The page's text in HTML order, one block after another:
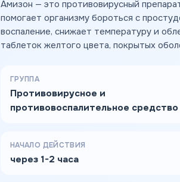
Амизон — это противовирусный
помогает организму бороться с
воспаление, снижает температуру и
таблеток желтого цвета, покрытых
ГРУППА
Противовирусное и
противовоспалительное средство
НАЧАЛО ДЕЙСТВИЯ
через 1-2 часа